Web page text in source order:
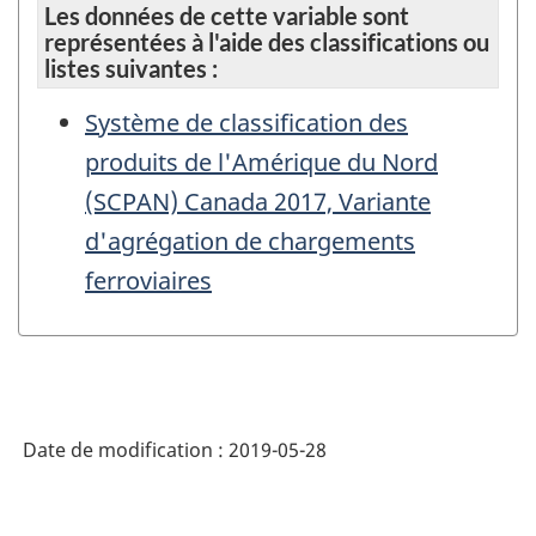
Les données de cette variable sont
représentées à l'aide des classifications ou
listes suivantes :
Système de classification des
produits de l'Amérique du Nord
(SCPAN) Canada 2017, Variante
d'agrégation de chargements
ferroviaires
Date de modification : 2019-05-28